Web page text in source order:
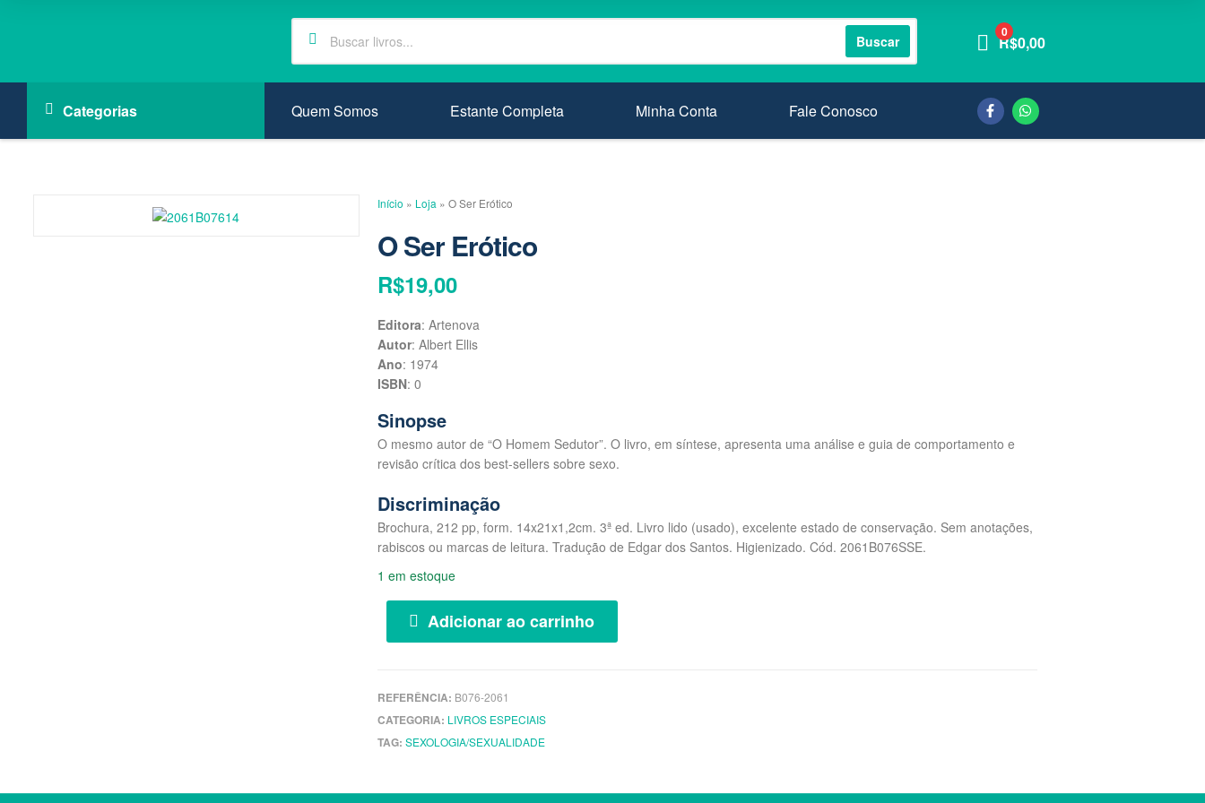
Buscar
0
R$0,00
Categorias Quem Somos Estante Completa Minha Conta Fale Conosco
Início » Loja » O Ser Erótico
O Ser Erótico
R$19,00
Editora: Artenova
Autor: Albert Ellis
Ano: 1974
ISBN: 0
Sinopse
O mesmo autor de “O Homem Sedutor”. O livro, em síntese, apresenta uma análise e guia de comportamento e
revisão crítica dos best-sellers sobre sexo.
Discriminação
Brochura, 212 pp, form. 14x21x1,2cm. 3ª ed. Livro lido (usado), excelente estado de conservação. Sem anotações,
rabiscos ou marcas de leitura. Tradução de Edgar dos Santos. Higienizado. Cód. 2061B076SSE.
1 em estoque
Adicionar ao carrinho
REFERÊNCIA: B076-2061
CATEGORIA: LIVROS ESPECIAIS
TAG: SEXOLOGIA/SEXUALIDADE